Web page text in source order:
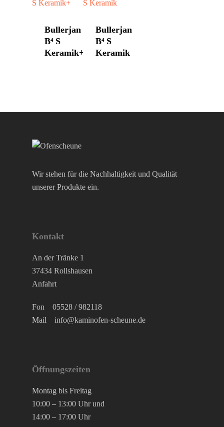
Bullerjan
B⁴ S
Keramik+
Bullerjan
B⁴ S
Keramik
Wir stehen für die Nachhaltigkeit und Qualität
unserer Produkte ein.
Kontakt
An der Tränke 1
37434 Rollshausen
Anfahrt
Fon 05528 / 982118
Mail info@kaminofen-scheune.de
Öffnungszeiten
Montag bis Freitag
10:00 – 13:00 Uhr und
14:00 – 17:00 Uhr